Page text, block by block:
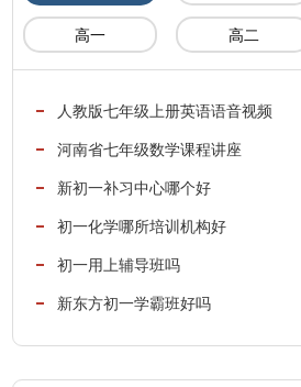
高一 高二
人教版七年级上册英语语音视频
河南省七年级数学课程讲座
新初一补习中心哪个好
初一化学哪所培训机构好
初一用上辅导班吗
新东方初一学霸班好吗